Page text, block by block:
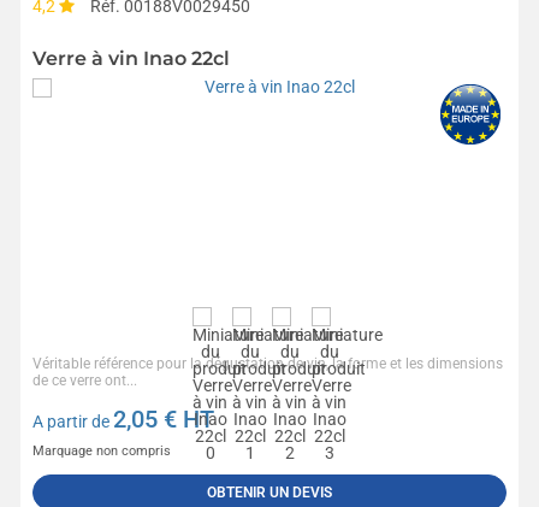
4,2 Réf. 00188V0029450
Verre à vin Inao 22cl
Véritable référence pour la dégustation de vin, la forme et les dimensions
de ce verre ont...
A partir de2,05 € HT
Marquage non compris
OBTENIR UN DEVIS